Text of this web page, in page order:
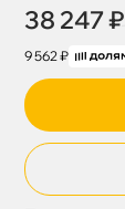
38 247 ₽
9 562 ₽